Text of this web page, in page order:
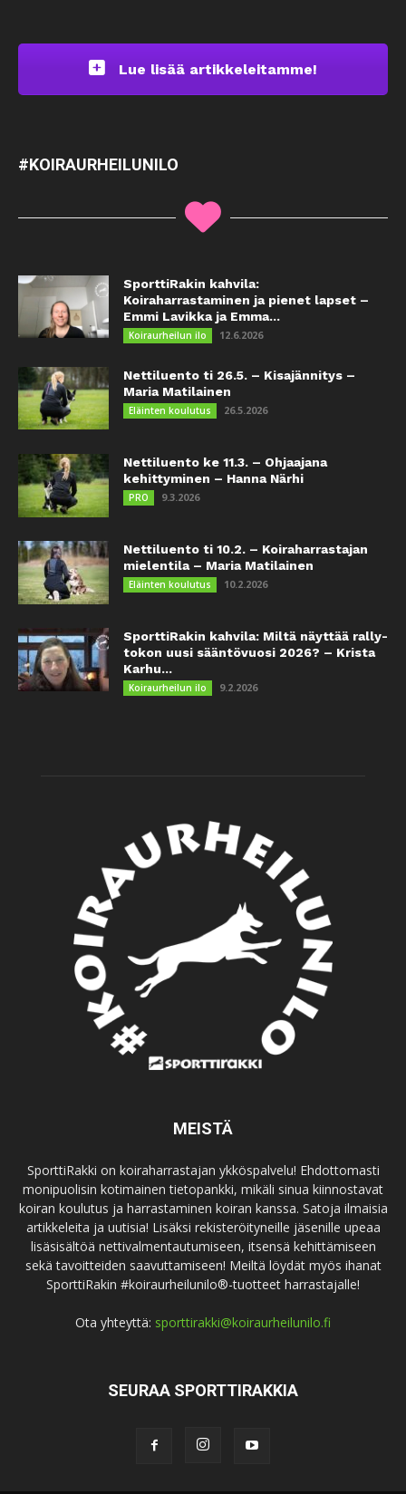
Lue lisää artikkeleitamme!
#KOIRAURHEILUNILO
SporttiRakin kahvila:
Koiraharrastaminen ja pienet lapset –
Emmi Lavikka ja Emma...
Koiraurheilun ilo 12.6.2026
Nettiluento ti 26.5. – Kisajännitys –
Maria Matilainen
Eläinten koulutus 26.5.2026
Nettiluento ke 11.3. – Ohjaajana
kehittyminen – Hanna Närhi
PRO 9.3.2026
Nettiluento ti 10.2. – Koiraharrastajan
mielentila – Maria Matilainen
Eläinten koulutus 10.2.2026
SporttiRakin kahvila: Miltä näyttää rally-
tokon uusi sääntövuosi 2026? – Krista
Karhu...
Koiraurheilun ilo 9.2.2026
MEISTÄ
SporttiRakki on koiraharrastajan ykköspalvelu! Ehdottomasti
monipuolisin kotimainen tietopankki, mikäli sinua kiinnostavat
koiran koulutus ja harrastaminen koiran kanssa. Satoja ilmaisia
artikkeleita ja uutisia! Lisäksi rekisteröityneille jäsenille upeaa
lisäsisältöä nettivalmentautumiseen, itsensä kehittämiseen
sekä tavoitteiden saavuttamiseen! Meiltä löydät myös ihanat
SporttiRakin #koiraurheilunilo®-tuotteet harrastajalle!
Ota yhteyttä: sporttirakki@koiraurheilunilo.fi
SEURAA SPORTTIRAKKIA